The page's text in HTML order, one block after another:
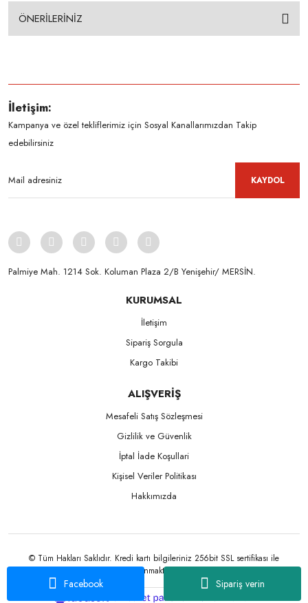
Sipariş verin
Facebook
ÖNERİLERİNİZ
İletişim:
Kampanya ve özel tekliflerimiz için Sosyal Kanallarımızdan Takip
edebilirsiniz
KAYDOL
Palmiye Mah. 1214 Sok. Koluman Plaza 2/B Yenişehir/ MERSİN.ㅤㅤㅤㅤㅤㅤㅤㅤㅤㅤㅤㅤㅤㅤㅤㅤㅤㅤㅤㅤㅤㅤㅤㅤㅤㅤㅤㅤㅤㅤㅤㅤㅤㅤㅤ ㅤㅤㅤㅤㅤㅤㅤㅤㅤㅤ
KURUMSAL
İletişim
Sipariş Sorgula
Kargo Takibi
ALIŞVERİŞ
Mesafeli Satış Sözleşmesi
Gizlilik ve Güvenlik
İptal İade Koşullari
Kişisel Veriler Politikası
Hakkımızda
© Tüm Hakları Saklıdır. Kredi kartı bilgileriniz 256bit SSL sertifikası ile
korunmaktadır.